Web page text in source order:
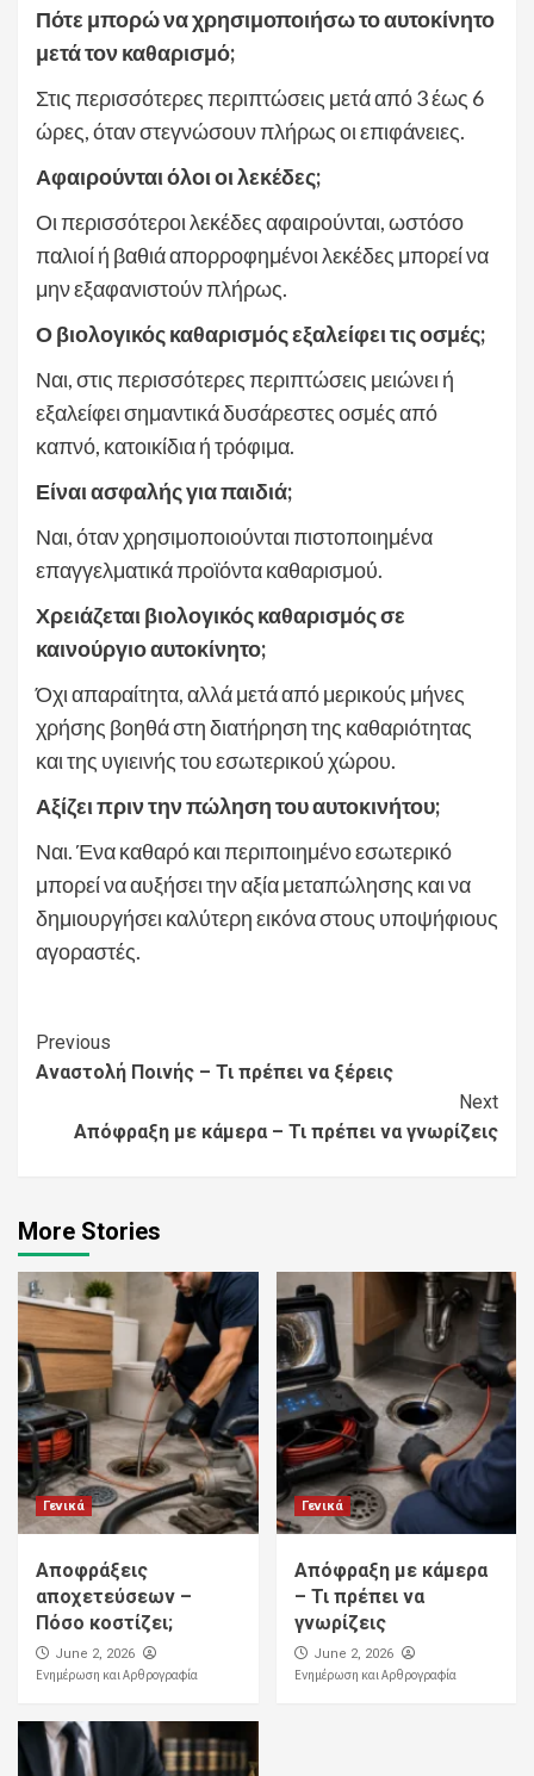
Πότε μπορώ να χρησιμοποιήσω το αυτοκίνητο
μετά τον καθαρισμό;
Στις περισσότερες περιπτώσεις μετά από 3 έως 6
ώρες, όταν στεγνώσουν πλήρως οι επιφάνειες.
Αφαιρούνται όλοι οι λεκέδες;
Οι περισσότεροι λεκέδες αφαιρούνται, ωστόσο
παλιοί ή βαθιά απορροφημένοι λεκέδες μπορεί να
μην εξαφανιστούν πλήρως.
Ο βιολογικός καθαρισμός εξαλείφει τις οσμές;
Ναι, στις περισσότερες περιπτώσεις μειώνει ή
εξαλείφει σημαντικά δυσάρεστες οσμές από
καπνό, κατοικίδια ή τρόφιμα.
Είναι ασφαλής για παιδιά;
Ναι, όταν χρησιμοποιούνται πιστοποιημένα
επαγγελματικά προϊόντα καθαρισμού.
Χρειάζεται βιολογικός καθαρισμός σε
καινούργιο αυτοκίνητο;
Όχι απαραίτητα, αλλά μετά από μερικούς μήνες
χρήσης βοηθά στη διατήρηση της καθαριότητας
και της υγιεινής του εσωτερικού χώρου.
Αξίζει πριν την πώληση του αυτοκινήτου;
Ναι. Ένα καθαρό και περιποιημένο εσωτερικό
μπορεί να αυξήσει την αξία μεταπώλησης και να
δημιουργήσει καλύτερη εικόνα στους υποψήφιους
αγοραστές.
Continue
Reading
Previous
Αναστολή Ποινής – Τι πρέπει να ξέρεις
Next
Απόφραξη με κάμερα – Τι πρέπει να γνωρίζεις
More Stories
Γενικά
Αποφράξεις
αποχετεύσεων –
Πόσο κοστίζει;
June 2, 2026
Ενημέρωση και Αρθρογραφία
Γενικά
Απόφραξη με κάμερα
– Τι πρέπει να
γνωρίζεις
June 2, 2026
Ενημέρωση και Αρθρογραφία